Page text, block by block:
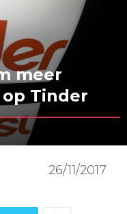
meer
Tinder
26/11/2017